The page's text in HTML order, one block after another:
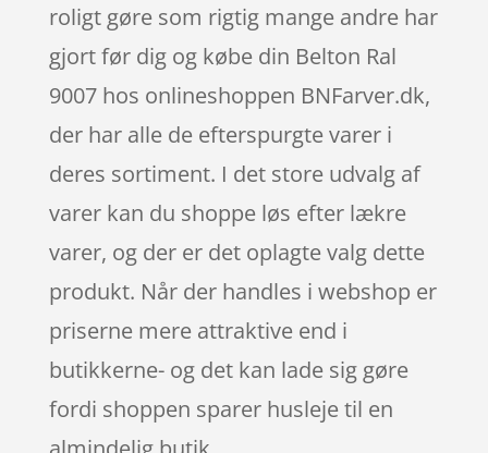
roligt gøre som rigtig mange andre har
gjort før dig og købe din Belton Ral
9007 hos onlineshoppen BNFarver.dk,
der har alle de efterspurgte varer i
deres sortiment. I det store udvalg af
varer kan du shoppe løs efter lækre
varer, og der er det oplagte valg dette
produkt. Når der handles i webshop er
priserne mere attraktive end i
butikkerne- og det kan lade sig gøre
fordi shoppen sparer husleje til en